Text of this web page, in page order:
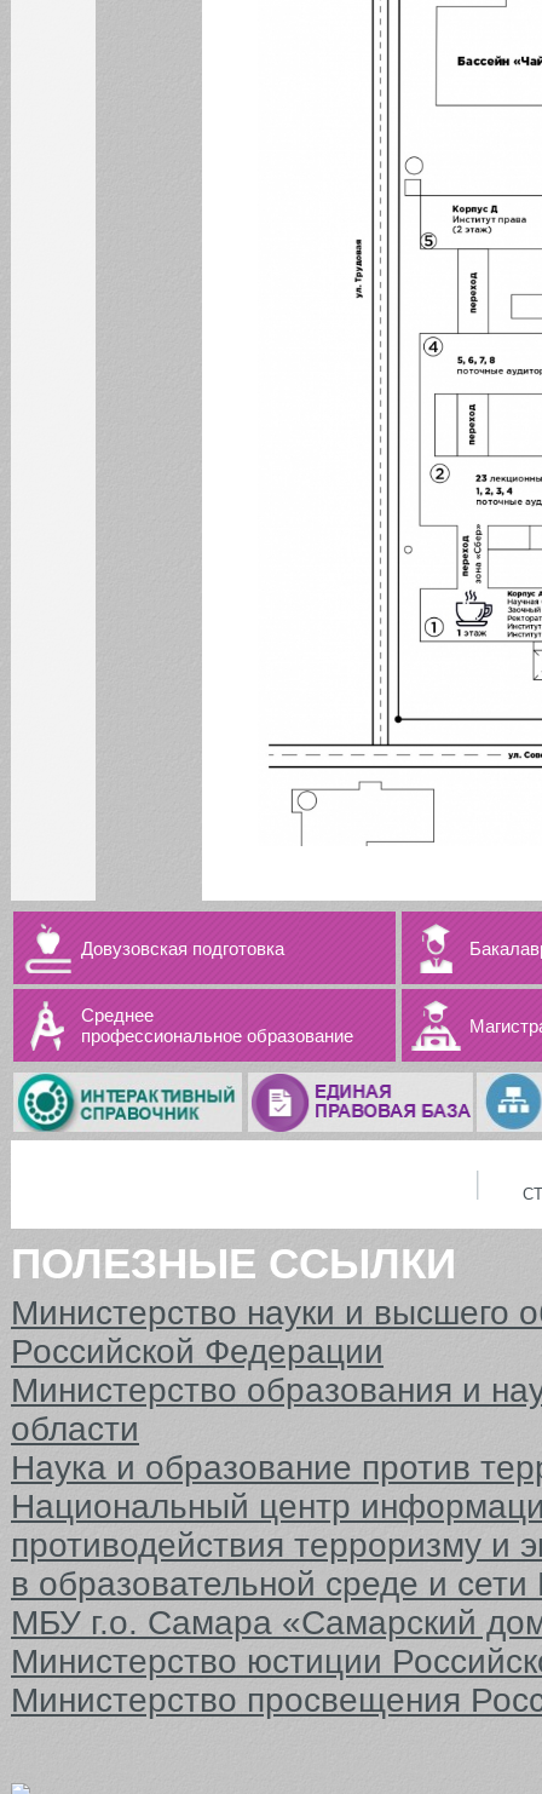
Довузовская подготовка
Среднее
профессиональное образование
ПОЛЕЗНЫЕ ССЫЛКИ
Министерство науки и высшего
Российской Федерации
Министерство образования и
области
Наука и образование против
Национальный центр
противодействия терроризму и
в образовательной среде и сети
МБУ г.о. Самара «Самарский
Министерство юстиции
Министерство просвещения